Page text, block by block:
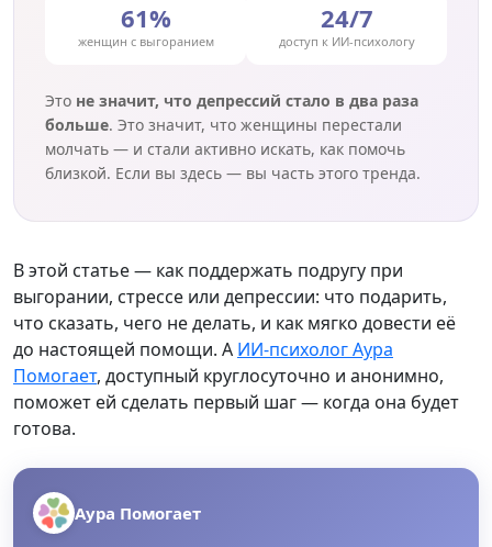
61%
женщин с выгоранием
24/7
доступ к ИИ-психологу
Это не значит, что депрессий стало в два раза
больше. Это значит, что женщины перестали
молчать — и стали активно искать, как помочь
близкой. Если вы здесь — вы часть этого тренда.
В этой статье — как поддержать подругу при
выгорании, стрессе или депрессии: что подарить,
что сказать, чего не делать, и как мягко довести её
до настоящей помощи. А ИИ-психолог Аура
Помогает, доступный круглосуточно и анонимно,
поможет ей сделать первый шаг — когда она будет
готова.
Аура Помогает